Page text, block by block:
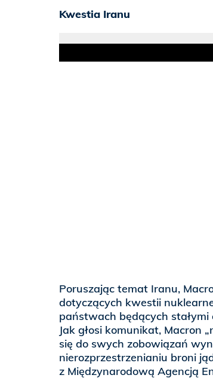
Kwestia Iranu
Poruszając temat Iranu,
dotyczących kwestii
państwach będących stałymi
Jak głosi komunikat, Macron
się do swych zobowiązań
nierozprzestrzenianiu broni
z Międzynarodową Agencją